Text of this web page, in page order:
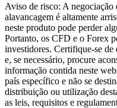
Aviso de risco: A
alavancagem é altamente
neste produto pode perder
Portanto, os CFD e o Forex
investidores. Certifique-se
e, se necessário, procure
informação contida neste
país específico e não se
distribuição ou utilização
as leis, requisitos e